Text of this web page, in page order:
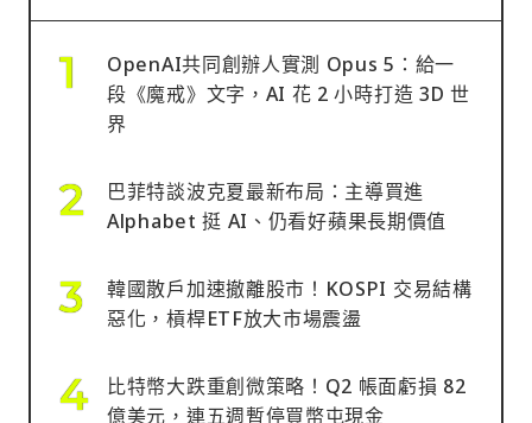
OpenAI共同創辦人實測 Opus 5：給一
段《魔戒》文字，AI 花 2 小時打造 3D 世
界
巴菲特談波克夏最新布局：主導買進
Alphabet 挺 AI、仍看好蘋果長期價值
韓國散戶加速撤離股市！KOSPI 交易結構
惡化，槓桿ETF放大市場震盪
比特幣大跌重創微策略！Q2 帳面虧損 82
億美元，連五週暫停買幣屯現金